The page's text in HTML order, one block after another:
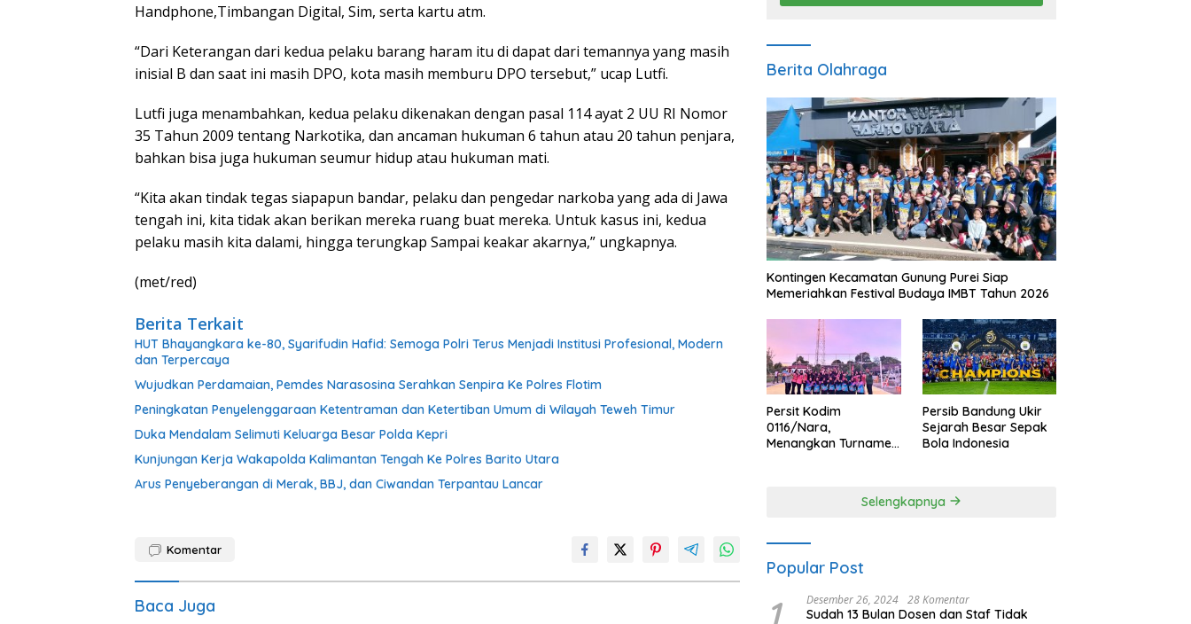
Handphone,Timbangan Digital, Sim, serta kartu atm.
“Dari Keterangan dari kedua pelaku barang haram itu di dapat dari temannya yang masih
inisial B dan saat ini masih DPO, kota masih memburu DPO tersebut,” ucap Lutfi.
Lutfi juga menambahkan, kedua pelaku dikenakan dengan pasal 114 ayat 2 UU RI Nomor
35 Tahun 2009 tentang Narkotika, dan ancaman hukuman 6 tahun atau 20 tahun penjara,
bahkan bisa juga hukuman seumur hidup atau hukuman mati.
“Kita akan tindak tegas siapapun bandar, pelaku dan pengedar narkoba yang ada di Jawa
tengah ini, kita tidak akan berikan mereka ruang buat mereka. Untuk kasus ini, kedua
pelaku masih kita dalami, hingga terungkap Sampai keakar akarnya,” ungkapnya.
(met/red)
Berita Terkait
HUT Bhayangkara ke-80, Syarifudin Hafid: Semoga Polri Terus Menjadi Institusi Profesional, Modern
dan Terpercaya
Wujudkan Perdamaian, Pemdes Narasosina Serahkan Senpira Ke Polres Flotim
Peningkatan Penyelenggaraan Ketentraman dan Ketertiban Umum di Wilayah Teweh Timur
Duka Mendalam Selimuti Keluarga Besar Polda Kepri
Kunjungan Kerja Wakapolda Kalimantan Tengah Ke Polres Barito Utara
Arus Penyeberangan di Merak, BBJ, dan Ciwandan Terpantau Lancar
Komentar
Baca Juga
Berita Olahraga
Kontingen Kecamatan Gunung Purei Siap
Memeriahkan Festival Budaya IMBT Tahun 2026
Persit Kodim
0116/Nara,
Menangkan Turnamen
Persib Bandung Ukir
Sejarah Besar Sepak
Bola Indonesia
Selengkapnya
Popular Post
1 Desember 26, 2024 28 Komentar
Sudah 13 Bulan Dosen dan Staf Tidak